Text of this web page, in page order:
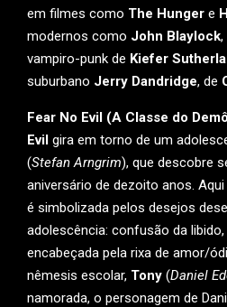
em filmes como The Hunger e
modernos como John Blaylock,
vampiro-punk de Kiefer
suburbano Jerry Dandridge, de
Fear No Evil (A Classe do
Evil gira em torno de um
(Stefan Arngrim), que descobre
aniversário de dezoito anos. Aqui
é simbolizada pelos desejos
adolescência: confusão da
encabeçada pela rixa de amor/
nêmesis escolar, Tony (Daniel
namorada, o personagem de